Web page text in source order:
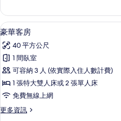
相
片
客
房
的
情
顯
示
豪
華
客
房
的
所
豪
4
豪華客房
40 平方公尺
1 間臥室
可容納 3 人 (依實際入住人數計費)
1 張特大雙人床或 2 張單人床
免費無線上網
更多資訊
更